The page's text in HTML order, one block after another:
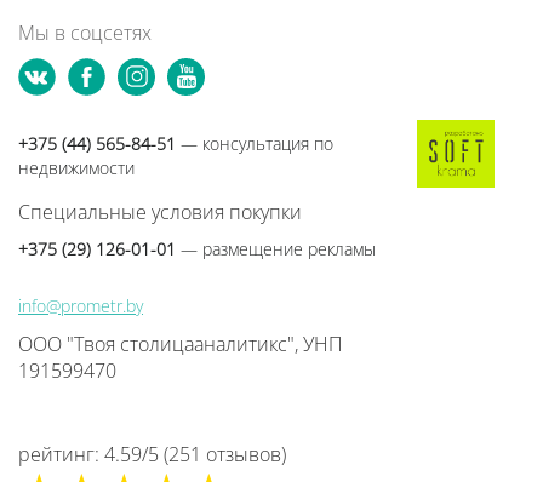
Мы в соцсетях
+375 (44) 565-84-51 — консультация по
недвижимости
Специальные условия покупки
+375 (29) 126-01-01 — размещение рекламы
info@prometr.by
ООО "Твоя столицааналитикс", УНП
191599470
рейтинг: 4.59/5 (251 отзывов)